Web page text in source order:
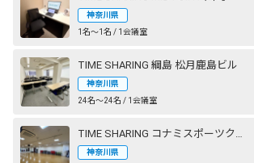
神奈川県
1名〜1名 / 1会議室
TIME SHARING 綱島 松月鹿島ビル
神奈川県
24名〜24名 / 1会議室
神奈川県